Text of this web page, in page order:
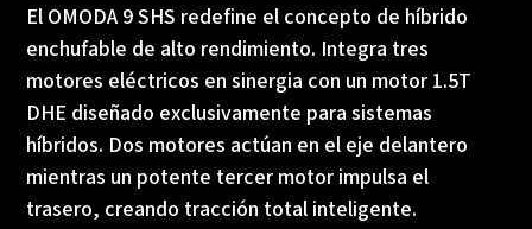
El OMODA 9 SHS redefine el concepto de híbrido
enchufable de alto rendimiento. Integra tres
motores eléctricos en sinergia con un motor 1.5T
DHE diseñado exclusivamente para sistemas
híbridos. Dos motores actúan en el eje delantero
mientras un potente tercer motor impulsa el
trasero, creando tracción total inteligente.